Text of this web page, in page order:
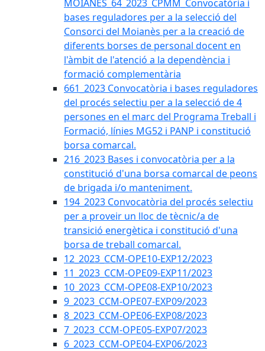
MOIANÈS_64_2023_CPMM_Convocatòria i
bases reguladores per a la selecció del
Consorci del Moianès per a la creació de
diferents borses de personal docent en
l'àmbit de l'atenció a la dependència i
formació complementària
661_2023 Convocatòria i bases reguladores
del procés selectiu per a la selecció de 4
persones en el marc del Programa Treball i
Formació, línies MG52 i PANP i constitució
borsa comarcal.
216_2023 Bases i convocatòria per a la
constitució d'una borsa comarcal de peons
de brigada i/o manteniment.
194_2023 Convocatòria del procés selectiu
per a proveir un lloc de tècnic/a de
transició energètica i constitució d'una
borsa de treball comarcal.
12_2023_CCM-OPE10-EXP12/2023
11_2023_CCM-OPE09-EXP11/2023
10_2023_CCM-OPE08-EXP10/2023
9_2023_CCM-OPE07-EXP09/2023
8_2023_CCM-OPE06-EXP08/2023
7_2023_CCM-OPE05-EXP07/2023
6_2023_CCM-OPE04-EXP06/2023